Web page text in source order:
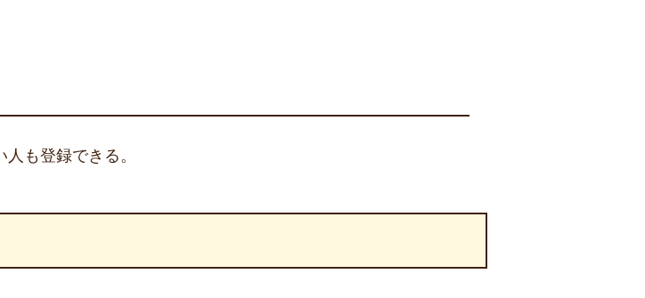
も登録できる。